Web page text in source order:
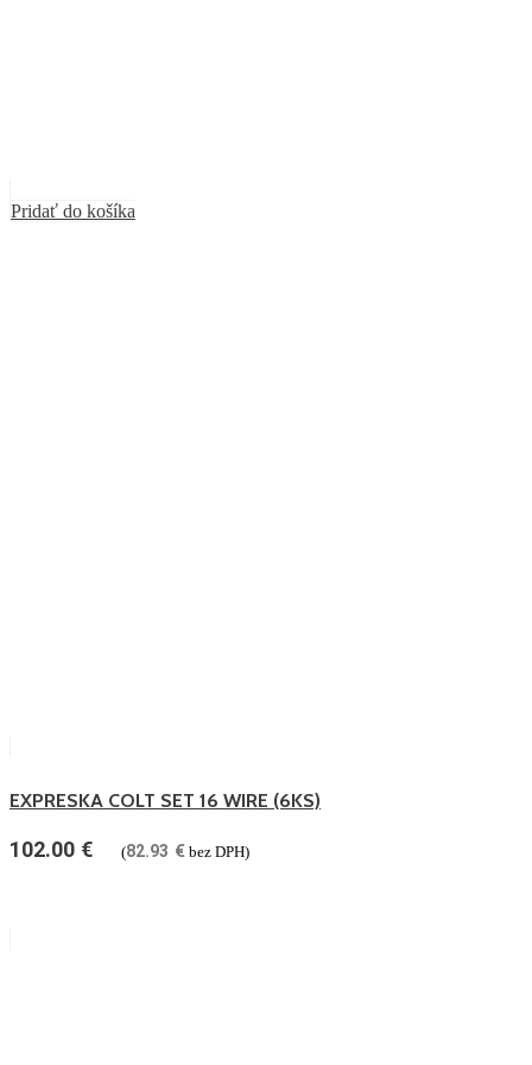
Pridať do košíka
EXPRESKA COLT SET 16 WIRE (6KS)
102.00 € (82.93 € bez DPH)